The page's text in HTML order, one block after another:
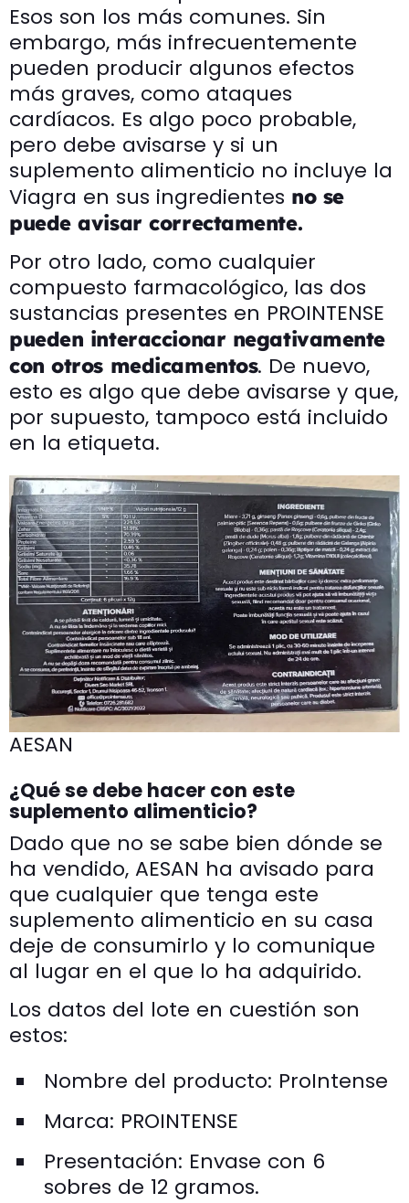
Esos son los más comunes. Sin
embargo, más infrecuentemente
pueden producir algunos efectos
más graves, como ataques
cardíacos. Es algo poco probable,
pero debe avisarse y si un
suplemento alimenticio no incluye la
Viagra en sus ingredientes no se
puede avisar correctamente.
Por otro lado, como cualquier
compuesto farmacológico, las dos
sustancias presentes en PROINTENSE
pueden interaccionar negativamente
con otros medicamentos. De nuevo,
esto es algo que debe avisarse y que,
por supuesto, tampoco está incluido
en la etiqueta.
AESAN
¿Qué se debe hacer con este
suplemento alimenticio?
Dado que no se sabe bien dónde se
ha vendido, AESAN ha avisado para
que cualquier que tenga este
suplemento alimenticio en su casa
deje de consumirlo y lo comunique
al lugar en el que lo ha adquirido.
Los datos del lote en cuestión son
estos:
Nombre del producto: ProIntense
Marca: PROINTENSE
Presentación: Envase con 6
sobres de 12 gramos.